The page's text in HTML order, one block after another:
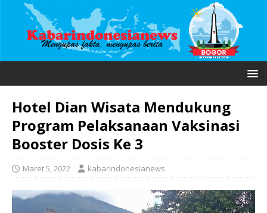
Hotel Dian Wisata Mendukung
Program Pelaksanaan Vaksinasi
Booster Dosis Ke 3
Maret 5, 2022 kabarindonesianews